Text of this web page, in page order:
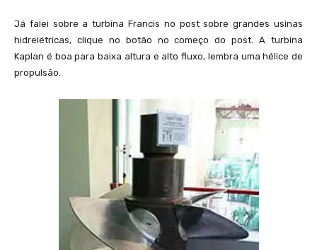
Já falei sobre a turbina Francis no post sobre grandes usinas
hidrelétricas, clique no botão no começo do post. A turbina
Kaplan é boa para baixa altura e alto fluxo, lembra uma hélice de
propulsão.